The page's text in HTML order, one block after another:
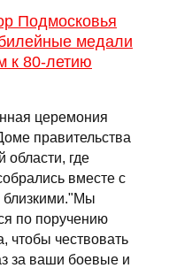
Подмосковья
медали
к 80-летию
церемония
правительства
области, где
вместе с
по поручению
чтобы чествовать
за ваши боевые и